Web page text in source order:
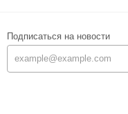
Подписаться на новости